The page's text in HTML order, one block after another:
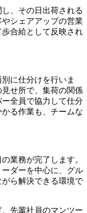
、その日出荷される
シェアアップの営業
合給として反映され
に仕分けを行いま
せ所で、集荷の関係
全員で協力して仕分
る作業も、チームな
業務が完了します。
ダーを中心に、グル
ら解決できる環境で
先輩社員のマンツー